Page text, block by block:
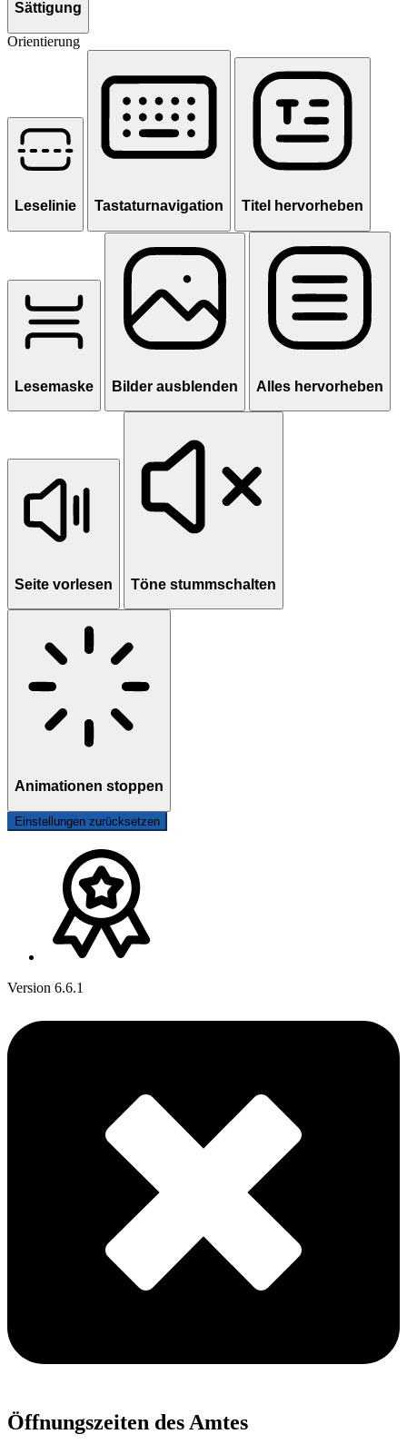
Sättigung
Orientierung
Leselinie Tastaturnavigation Titel hervorheben
Lesemaske Bilder ausblenden Alles hervorheben
Seite vorlesen Töne stummschalten
Animationen stoppen
Einstellungen zurücksetzen
Version 6.6.1
Öffnungszeiten des Amtes